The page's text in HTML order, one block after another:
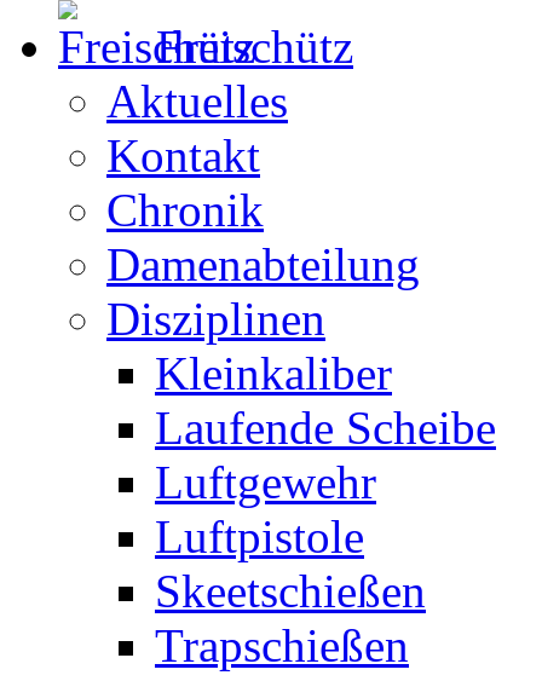
Freischütz
Aktuelles
Kontakt
Chronik
Damenabteilung
Disziplinen
Kleinkaliber
Laufende Scheibe
Luftgewehr
Luftpistole
Skeetschießen
Trapschießen